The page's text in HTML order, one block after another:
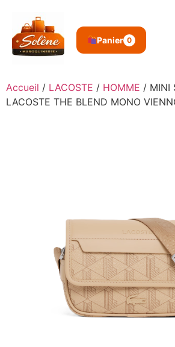
Panier 0
Accueil / LACOSTE / HOMME / MINI
LACOSTE THE BLEND MONO